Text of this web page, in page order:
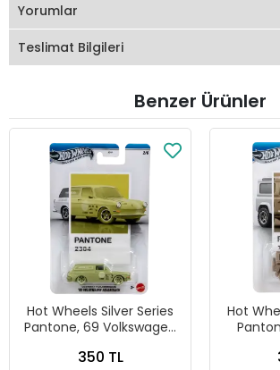
Yorumlar
Teslimat Bilgileri
Benzer Ürünler
Hot Wheels Silver Series
Pantone, 69 Volkswagen
350 TL
Hot